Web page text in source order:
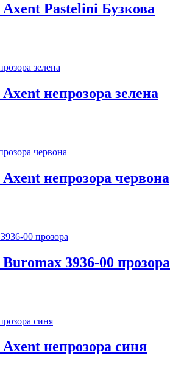
Pastelini Бузкова
непрозора зелена
непрозора червона
3936-00 прозора
непрозора синя